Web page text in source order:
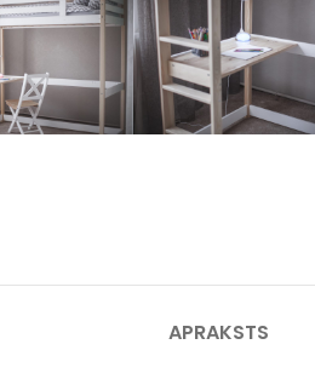
APRAKSTS